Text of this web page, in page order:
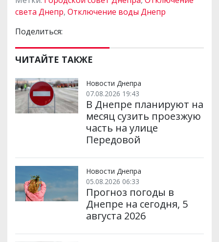
света Днепр, Отключение воды Днепр
Поделиться:
ЧИТАЙТЕ ТАКЖЕ
Новости Днепра
07.08.2026 19:43
В Днепре планируют на
месяц сузить проезжую
часть на улице
Передовой
Новости Днепра
05.08.2026 06:33
Прогноз погоды в
Днепре на сегодня, 5
августа 2026